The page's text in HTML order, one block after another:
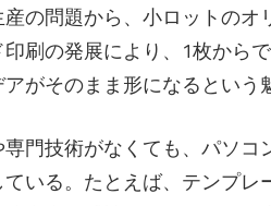
の問題から、小ロットの
刷の発展により、1枚から
がそのまま形になるという
門技術がなくても、パソ
ている。たとえば、テンプ